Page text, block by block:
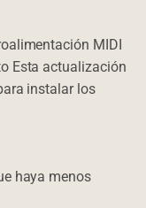
MIDI
Esta actualización
instalar los
haya menos